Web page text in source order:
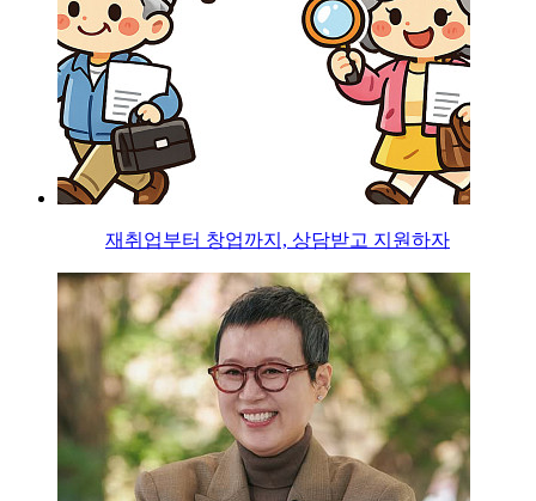
재취업부터 창업까지, 상담받고 지원하자